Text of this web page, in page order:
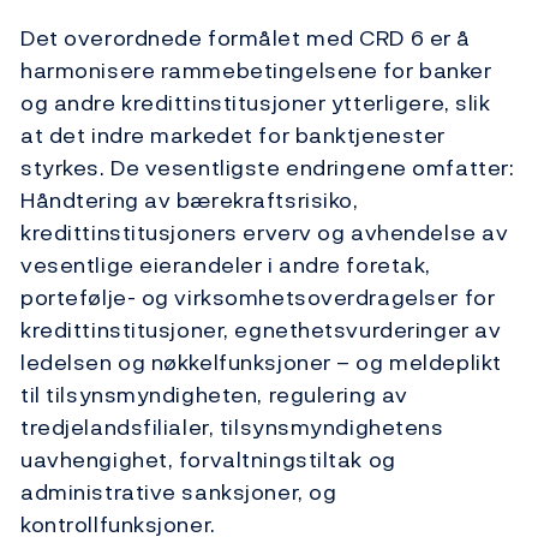
Det overordnede formålet med CRD 6 er å
harmonisere rammebetingelsene for banker
og andre kredittinstitusjoner ytterligere, slik
at det indre markedet for banktjenester
styrkes. De vesentligste endringene omfatter:
Håndtering av bærekraftsrisiko,
kredittinstitusjoners erverv og avhendelse av
vesentlige eierandeler i andre foretak,
portefølje- og virksomhetsoverdragelser for
kredittinstitusjoner, egnethetsvurderinger av
ledelsen og nøkkelfunksjoner – og meldeplikt
til tilsynsmyndigheten, regulering av
tredjelandsfilialer, tilsynsmyndighetens
uavhengighet, forvaltningstiltak og
administrative sanksjoner, og
kontrollfunksjoner.